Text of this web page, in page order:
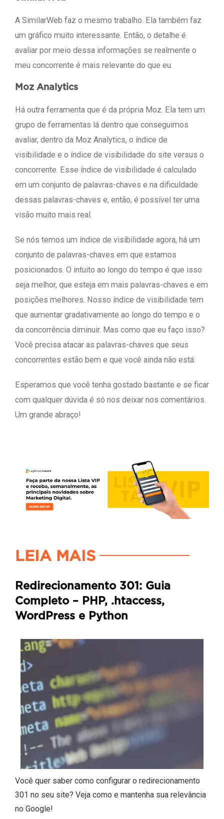
A SimilarWeb faz o mesmo trabalho. Ela também faz
um gráfico muito interessante. Então, o detalhe é
avaliar por meio dessa informações se realmente o
meu concorrente é mais relevante do que eu.
Moz Analytics
Há outra ferramenta que é da própria Moz. Ela tem um
grupo de ferramentas lá dentro que conseguimos
avaliar, dentro da Moz Analytics, o índice de
visibilidade e o índice de visibilidade do site versus o
concorrente. Esse índice de visibilidade é calculado
em um conjunto de palavras-chaves e na dificuldade
dessas palavras-chaves e, então, é possível ter uma
visão muito mais real.
Se nós temos um índice de visibilidade agora, há um
conjunto de palavras-chaves em que estamos
posicionados. O intuito ao longo do tempo é que isso
seja melhor, que esteja em mais palavras-chaves e em
posições melhores. Nosso índice de visibilidade tem
que aumentar gradativamente ao longo do tempo e o
da concorrência diminuir. Mas como que eu faço isso?
Você precisa atacar as palavras-chaves que seus
concorrentes estão bem e que você ainda não está.
Esperamos que você tenha gostado bastante e se ficar
com qualquer dúvida é só nos deixar nos comentários.
Um grande abraço!
LEIA MAIS
Redirecionamento 301: Guia
Completo – PHP, .htaccess,
WordPress e Python
Você quer saber como configurar o redirecionamento
301 no seu site? Veja como e mantenha sua relevância
no Google!